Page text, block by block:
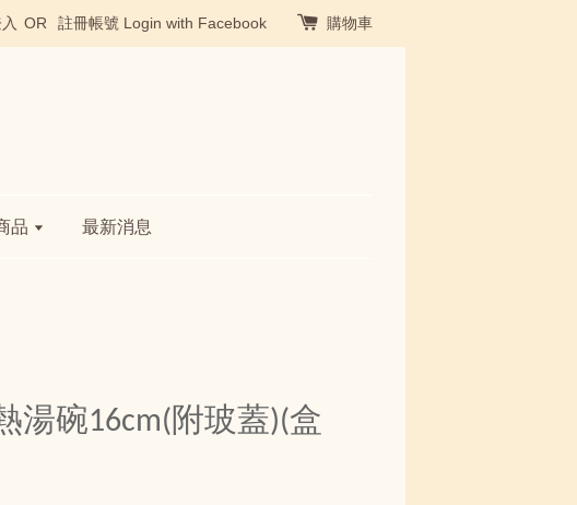
OR 註冊帳號 Login with Facebook 購物車
品 最新消息
湯碗16cm(附玻蓋)(盒